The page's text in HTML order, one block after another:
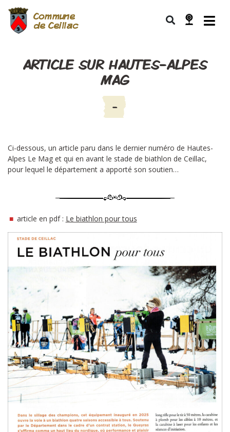
Commune
de Ceillac
ARTICLE SUR HAUTES-ALPES
MAG
-
Ci-dessous, un article paru dans le dernier numéro de Hautes-
Alpes Le Mag et qui en avant le stade de biathlon de Ceillac,
pour lequel le département a apporté son soutien…
■ article en pdf : Le biathlon pour tous